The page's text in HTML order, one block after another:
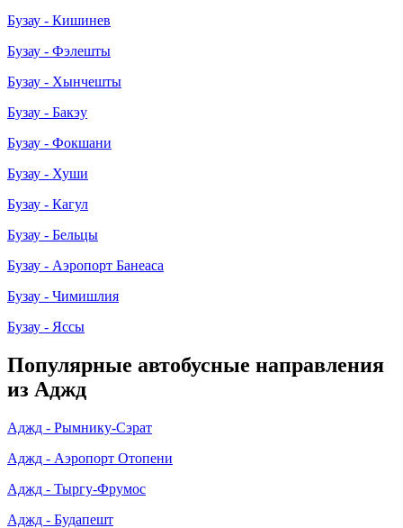
Бузау - Кишинев
Бузау - Фэлешты
Бузау - Хынчешты
Бузау - Бакэу
Бузау - Фокшани
Бузау - Хуши
Бузау - Кагул
Бузау - Бельцы
Бузау - Аэропорт Банеаса
Бузау - Чимишлия
Бузау - Яссы
Популярные автобусные направления
из Аджд
Аджд - Рымнику-Сэрат
Аджд - Аэропорт Отопени
Аджд - Тыргу-Фрумос
Аджд - Будапешт